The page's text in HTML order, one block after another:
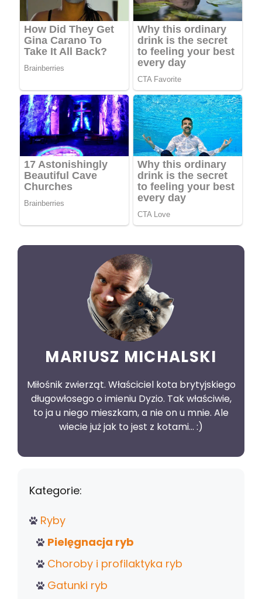
MARIUSZ MICHALSKI
Miłośnik zwierząt. Właściciel kota brytyjskiego
długowłosego o imieniu Dyzio. Tak właściwie,
to ja u niego mieszkam, a nie on u mnie. Ale
wiecie już jak to jest z kotami... :)
Kategorie:
Ryby
Pielęgnacja ryb
Choroby i profilaktyka ryb
Gatunki ryb